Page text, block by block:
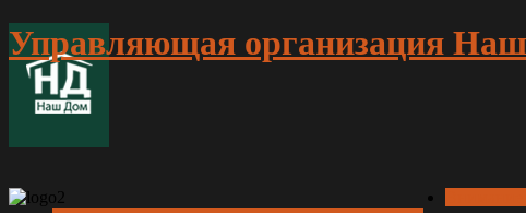
Управляющая организация